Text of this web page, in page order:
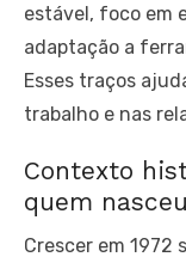
estável, foco em
adaptação a
Esses traços
trabalho e nas
Contexto
quem
Crescer em 1972